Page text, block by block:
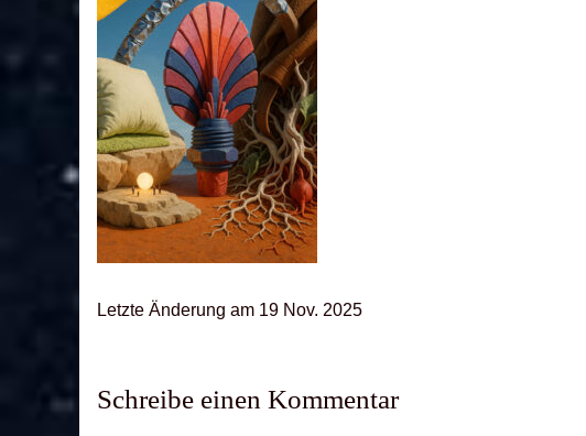
Letz­te Ände­rung am 19 Nov. 2025
Schreibe einen Kommentar